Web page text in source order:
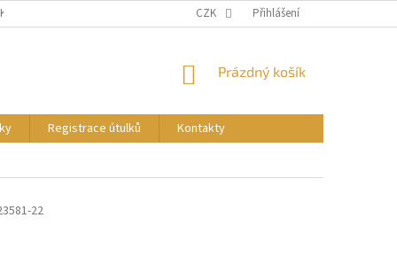
PODMÍNKY OCHRANY OSOBNÍCH ÚDAJŮ REGISTRACE ÚTULKŮ
CZK Přihlášení
NÁKUPNÍ
Prázdný košík
Registrace útulků
Kontakty
22